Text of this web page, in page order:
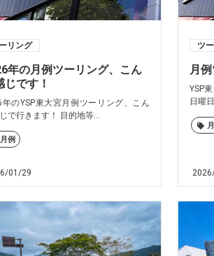
リング
年の月例ツーリング、こん
じです！
年のYSP東大宮月例ツーリング、こん
で行きます！ 目的地等...
月例
01/29
ツ
月
YSP
日曜